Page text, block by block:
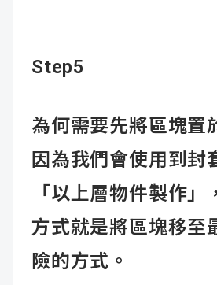
Step5
為何需要先將區塊置
因為我們會使用到封
「以上層物件製作」
方式就是將區塊移至
險的方式。